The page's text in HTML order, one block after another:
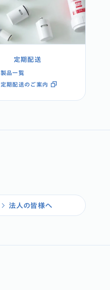
定期配送
製品一覧
定期配送のご案内
法人の皆様へ